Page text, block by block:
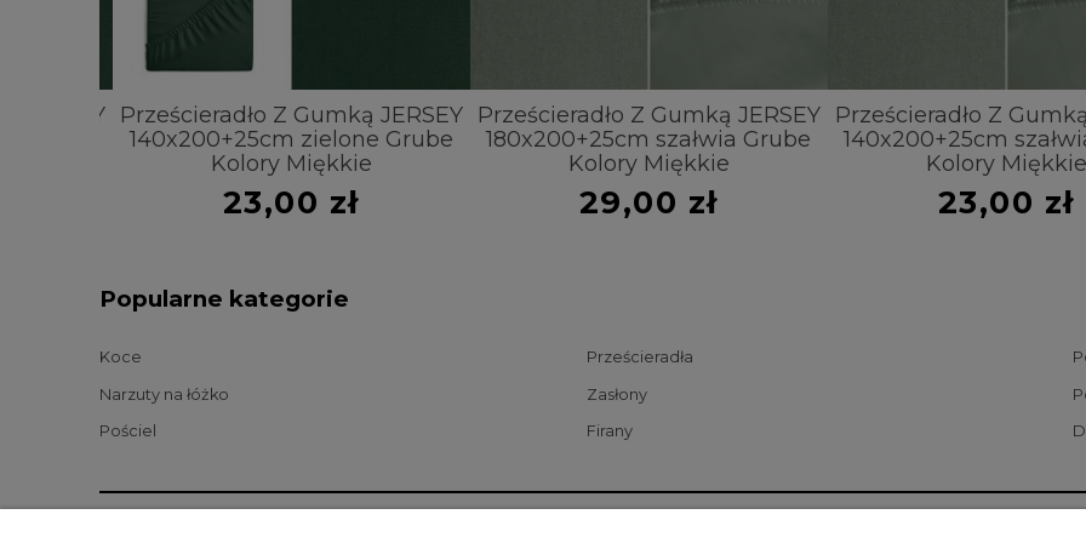
Prześcieradło Z Gumką JERSEY
140x200+25cm zielone Grube
Kolory Miękkie
23,00 zł
Prześcieradło Z Gumką JERSEY
180x200+25cm szałwia Grube
Kolory Miękkie
29,00 zł
Prześcieradło Z Gumką
140x200+25cm
Kolory Miękkie
23,00 zł
Popularne kategorie
Koce
Narzuty na łóżko
Pościel
Prześcieradła
Zasłony
Firany